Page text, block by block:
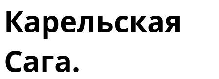
Карельская
Сага.